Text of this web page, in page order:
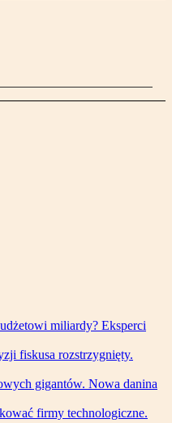
miliardy? Eksperci
fiskusa rozstrzygnięty.
gigantów. Nowa danina
firmy technologiczne.